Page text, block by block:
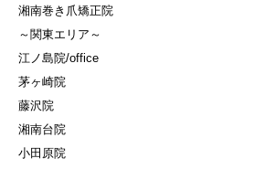
湘南巻き爪矯正院
～関東エリア～
江ノ島院/office
茅ヶ崎院
藤沢院
湘南台院
小田原院